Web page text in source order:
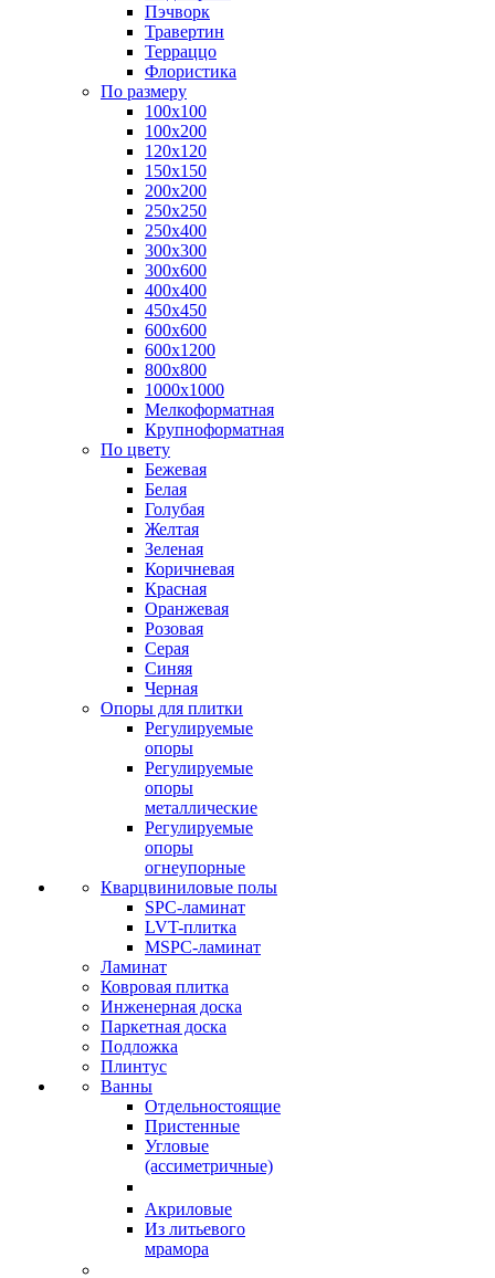
Пэчворк
Травертин
Терраццо
Флористика
По размеру
100х100
100х200
120х120
150х150
200х200
250х250
250х400
300х300
300х600
400х400
450х450
600х600
600х1200
800х800
1000х1000
Мелкоформатная
Крупноформатная
По цвету
Бежевая
Белая
Голубая
Желтая
Зеленая
Коричневая
Красная
Оранжевая
Розовая
Серая
Синяя
Черная
Опоры для плитки
Регулируемые
опоры
Регулируемые
опоры
металлические
Регулируемые
опоры
огнеупорные
Кварцвиниловые полы
SPC-ламинат
LVT-плитка
MSPC-ламинат
Ламинат
Ковровая плитка
Инженерная доска
Паркетная доска
Подложка
Плинтус
Ванны
Отдельностоящие
Пристенные
Угловые
(ассиметричные)
Акриловые
Из литьевого
мрамора